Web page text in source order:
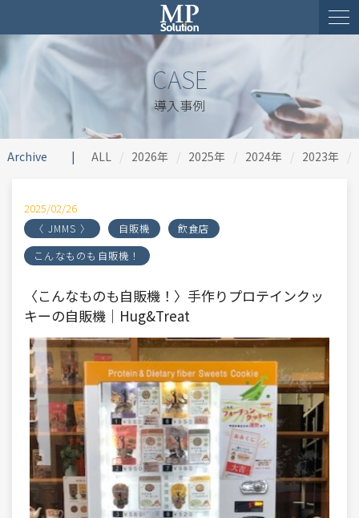
CASE
導入事例
Archive ALL 2026年 2025年 2024年 2023年
2025/02/26
〈 JMMS 〉 自販機
飲食店
こんなものも自販機！
〈こんなものも自販機！〉手作りプロテインクッ
キーの自販機｜Hug&Treat